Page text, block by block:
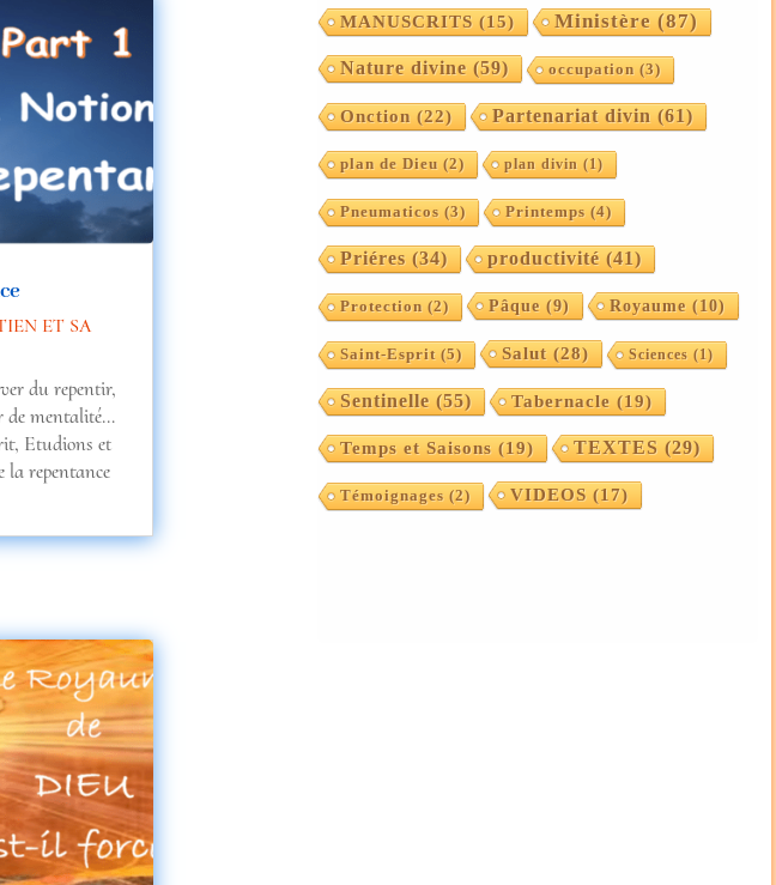
ET SA
du repentir,
de mentalité…
Etudions et
la repentance
MANUSCRITS (15) Ministère (87)
Nature divine (59) occupation (3)
Onction (22) Partenariat divin (61)
plan de Dieu (2) plan divin (1)
Pneumaticos (3) Printemps (4)
Priéres (34) productivité (41)
Protection (2) Pâque (9) Royaume (10)
Saint-Esprit (5) Salut (28) Sciences (1)
Sentinelle (55) Tabernacle (19)
Temps et Saisons (19) TEXTES (29)
Témoignages (2) VIDEOS (17)